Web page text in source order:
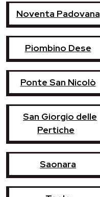
Noventa Padovana
Piombino Dese
Ponte San Nicolò
San Giorgio delle
Pertiche
Saonara